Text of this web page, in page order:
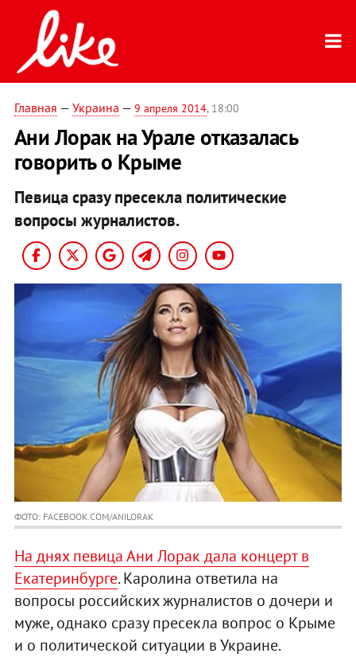
Главная — Украина — 9 апреля 2014, 18:00
Ани Лорак на Урале отказалась
говорить о Крыме
Певица сразу пресекла политические
вопросы журналистов.
ФОТО: FACEBOOK.COM/ANILORAK
На днях певица Ани Лорак дала концерт в
Екатеринбурге. Каролина ответила на
вопросы российских журналистов о дочери и
муже, однако сразу пресекла вопрос о Крыме
и о политической ситуации в Украине.